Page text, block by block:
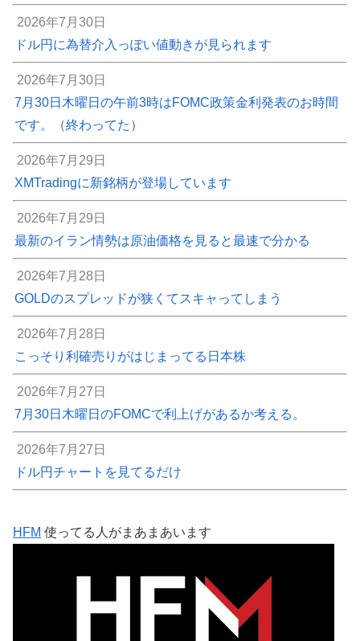
2026年7月30日
ドル円に為替介入っぽい値動きが見られます
2026年7月30日
7月30日木曜日の午前3時はFOMC政策金利発表のお時間
です。（終わってた）
2026年7月29日
XMTradingに新銘柄が登場しています
2026年7月29日
最新のイラン情勢は原油価格を見ると最速で分かる
2026年7月28日
GOLDのスプレッドが狭くてスキャってしまう
2026年7月28日
こっそり利確売りがはじまってる日本株
2026年7月27日
7月30日木曜日のFOMCで利上げがあるか考える。
2026年7月27日
ドル円チャートを見てるだけ
HFM 使ってる人がまあまあいます